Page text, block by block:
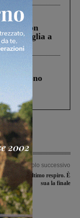
la figlia a
morirono
il
tir....
Articolo successivo
vittoria all’ultimo respiro. È
sua la finale